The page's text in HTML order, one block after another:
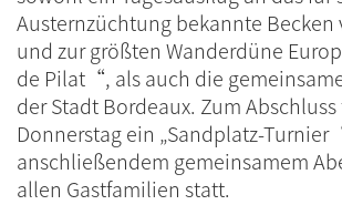
Austernzüchtung bekannte Becken
und zur größten Wanderdüne
de Pilat“, als auch die
der Stadt Bordeaux. Zum
Donnerstag ein „Sandplatz-
anschließendem gemeinsamem
allen Gastfamilien statt.